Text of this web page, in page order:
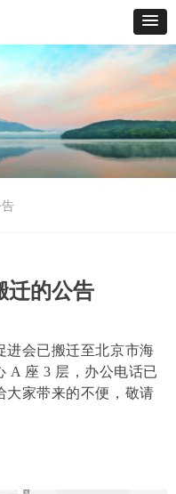
迁的公告
进会已搬迁至北京市海
A 座 3 层， 办公电话已
大家带来的不便，敬请